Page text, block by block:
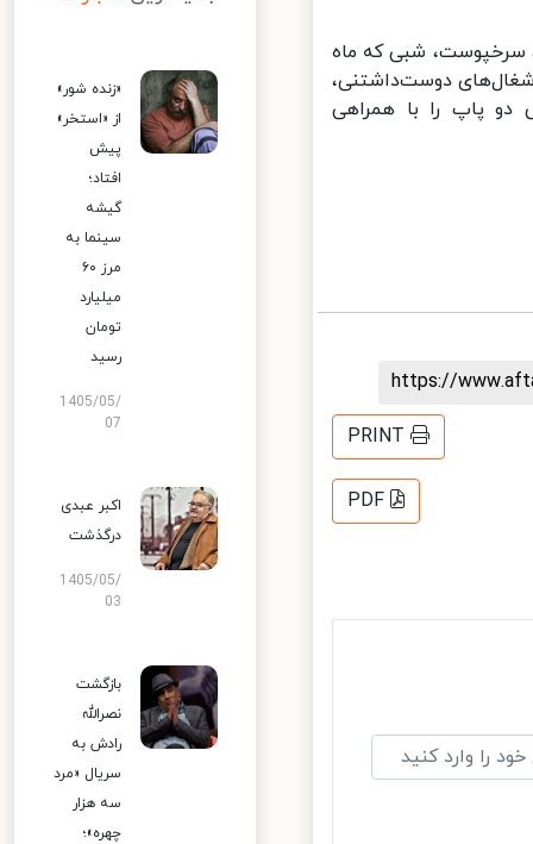
سرخپوست، شبی که ماه
آشغال‌های دوست‌داشتنی،
پاپ را با همراهی
https://
PRINT
PDF
«زنده شور»
از «استخر»
پیش
افتاد؛
گیشه
سینما به
مرز ۶۰
میلیارد
تومان
رسید
1405/05/
07
اکبر عبدی
درگذشت
1405/05/
03
بازگشت
نصرالله
رادش به
سریال «مرد
سه هزار
چهره»؛